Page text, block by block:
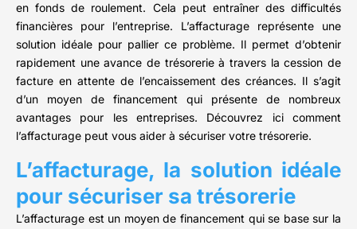
en fonds de roulement. Cela peut entraîner des difficultés
financières pour l’entreprise. L’affacturage représente une
solution idéale pour pallier ce problème. Il permet d’obtenir
rapidement une avance de trésorerie à travers la cession de
facture en attente de l’encaissement des créances. Il s’agit
d’un moyen de financement qui présente de nombreux
avantages pour les entreprises. Découvrez ici comment
l’affacturage peut vous aider à sécuriser votre trésorerie.
L’affacturage, la solution idéale
pour sécuriser sa trésorerie
L’affacturage est un moyen de financement qui se base sur la